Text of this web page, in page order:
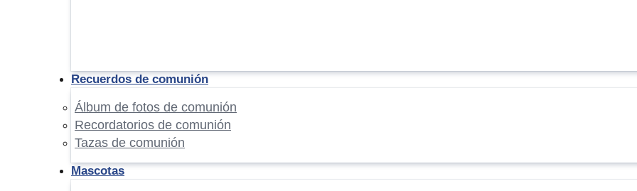
Recuerdos de comunión
Álbum de fotos de comunión
Recordatorios de comunión
Tazas de comunión
Mascotas